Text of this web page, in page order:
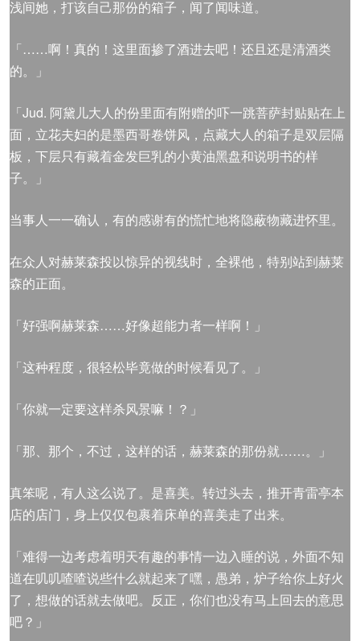
浅间她，打该自己那份的箱子，闻了闻味道。
「……啊！真的！这里面掺了酒进去吧！还且还是清酒类
的。」
「Jud. 阿黛儿大人的份里面有附赠的吓一跳菩萨封贴贴在上
面，立花夫妇的是墨西哥卷饼风，点藏大人的箱子是双层隔
板，下层只有藏着金发巨乳的小黄油黑盘和说明书的样
子。」
当事人一一确认，有的感谢有的慌忙地将隐蔽物藏进怀里。
在众人对赫莱森投以惊异的视线时，全裸他，特别站到赫莱
森的正面。
「好强啊赫莱森……好像超能力者一样啊！」
「这种程度，很轻松毕竟做的时候看见了。」
「你就一定要这样杀风景嘛！？」
「那、那个，不过，这样的话，赫莱森的那份就……。」
真笨呢，有人这么说了。是喜美。转过头去，推开青雷亭本
店的店门，身上仅仅包裹着床单的喜美走了出来。
「难得一边考虑着明天有趣的事情一边入睡的说，外面不知
道在叽叽喳喳说些什么就起来了嘿，愚弟，炉子给你上好火
了，想做的话就去做吧。反正，你们也没有马上回去的意思
吧？」